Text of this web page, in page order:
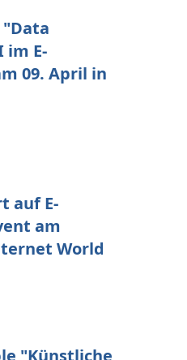
im E-
09. April in
auf E-
am
World
"Künstliche